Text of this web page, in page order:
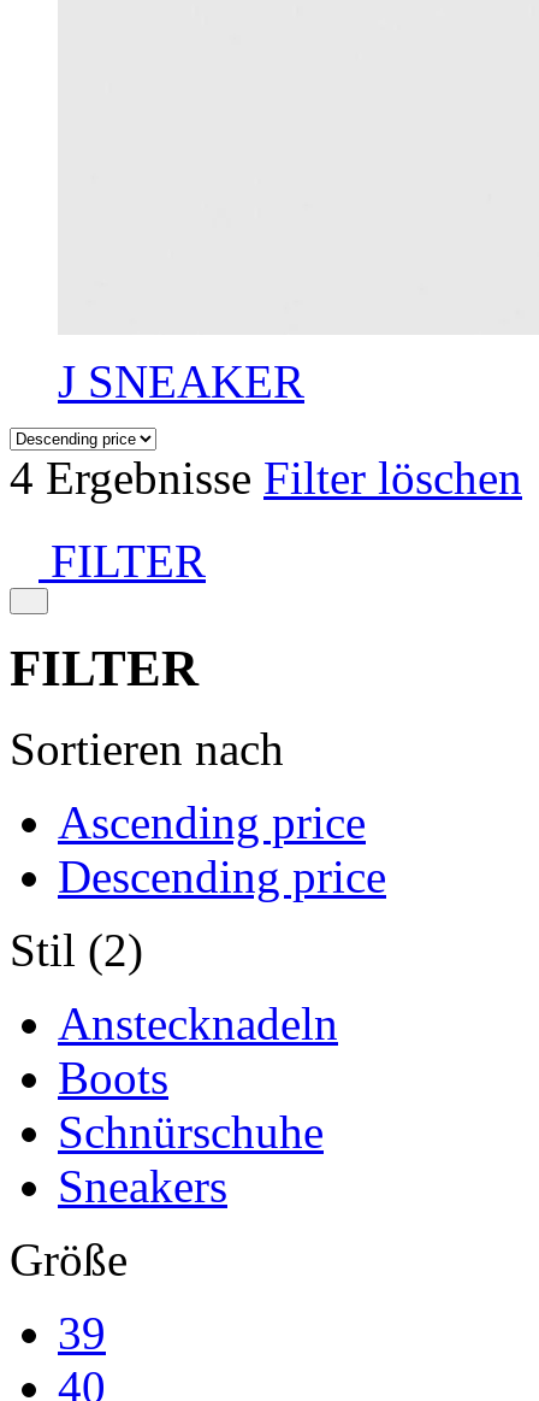
J SNEAKER
4 Ergebnisse Filter löschen
FILTER
FILTER
Sortieren nach
Ascending price
Descending price
Stil (2)
Anstecknadeln
Boots
Schnürschuhe
Sneakers
Größe
39
40